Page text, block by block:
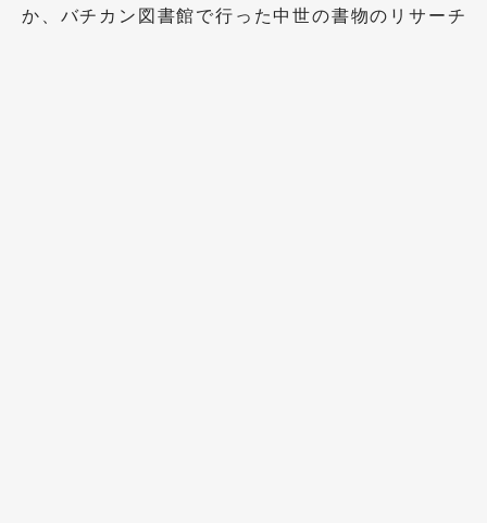
か、バチカン図書館で行った中世の書物のリサーチ